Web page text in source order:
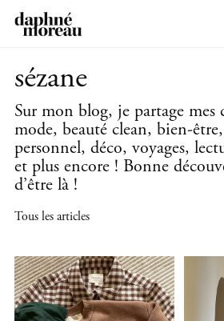
sézane
Sur mon blog, je partage
mode, beauté clean, bien-
personnel, déco, voyages,
et plus encore ! Bonne
d’être là !
Tous les articles